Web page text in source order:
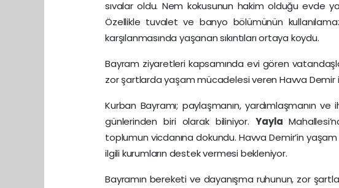
sıvalar oldu. Nem kokusunun hakim olduğu evde
Özellikle tuvalet ve banyo bölümünün
karşılanmasında yaşanan sıkıntıları ortaya koydu.
Bayram ziyaretleri kapsamında evi gören
zor şartlarda yaşam mücadelesi veren Havva Demir
Kurban Bayramı; paylaşmanın, yardımlaşmanın
günlerinden biri olarak biliniyor.Yayla
toplumun vicdanına dokundu. Havva Demir’in yaşam
ilgili kurumların destek vermesi bekleniyor.
Bayramın bereketi ve dayanışma ruhunun, zor